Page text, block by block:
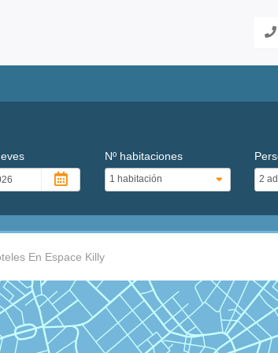
Nº habitaciones
En Espace Killy